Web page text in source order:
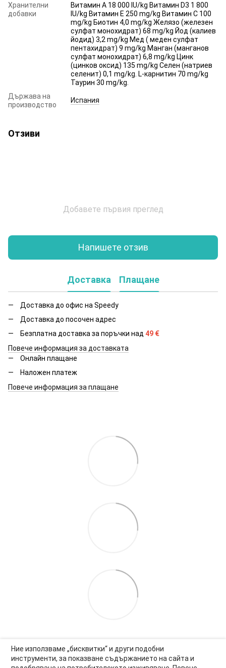
Ние използваме „бисквитки“ и други подобни
инструменти, за показване съдържанието на сайта и
Хранителни
добавки
Витамин A 18 000 IU/kg Витамин D3 1 800
IU/kg Витамин E 250 mg/kg Витамин C 100
mg/kg Биотин 4,0 mg/kg Желязо (железен
сулфат монохидрат) 68 mg/kg Йод (калиев
йодид) 3,2 mg/kg Мед ( меден сулфат
пентахидрат) 9 mg/kg Манган (манганов
сулфат монохидрат) 6,8 mg/kg Цинк
(цинков оксид) 135 mg/kg Селен (натриев
селенит) 0,1 mg/kg. L-карнитин 70 mg/kg
Таурин 30 mg/kg.
Държава на
производство
Испания
Отзиви
Добавете първия преглед
Напишете отзив
Доставка Плащане
Доставка до офис на Speedy
Доставка до посочен адрес
Безплатна доставка за поръчки над 49 €
Повече информация за доставката
Онлайн плащане
Наложен платеж
Повече информация за плащане